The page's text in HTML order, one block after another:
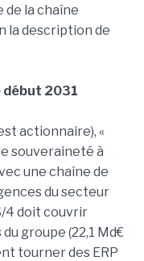
de la chaîne
la description de
début 2031
actionnaire), «
souveraineté à
une chaîne de
du secteur
4 doit couvrir
groupe (22,1 Md€
tourner des ERP